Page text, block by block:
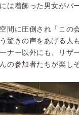
は着飾った男女がパ
間に圧倒され「この
驚きの声をあげる人も
ナー以外にも、リザ
の参加者たちが楽し